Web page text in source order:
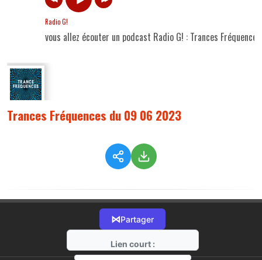
Radio G!
vous allez écouter un podcast Radio G! : Trances
Trances Fréquences du 09 06 2023
⋈Partager
Lien court :